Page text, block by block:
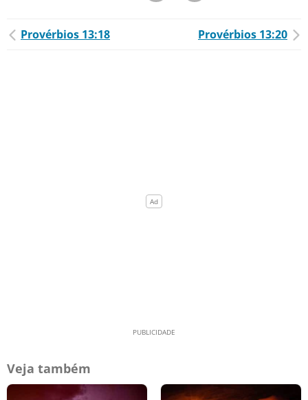
Provérbios 13:18 Provérbios 13:20
Veja também